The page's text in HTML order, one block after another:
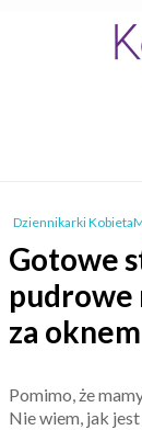
Dziennikarki
Gotowe
pudrowe
za oknem
Pomimo, że
Nie wiem, jak jest